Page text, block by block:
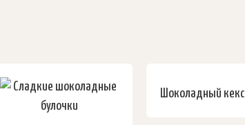
Шоколадный кекс